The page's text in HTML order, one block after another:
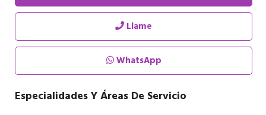
Llame
WhatsApp
Especialidades Y Áreas De Servicio